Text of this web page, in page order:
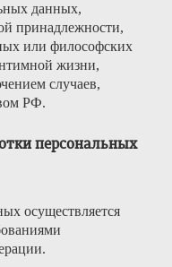
данных,
принадлежности,
или философских
жизни,
случаев,
РФ.
персональных
осуществляется